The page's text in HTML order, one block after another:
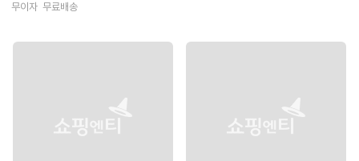
무이자 무료배송